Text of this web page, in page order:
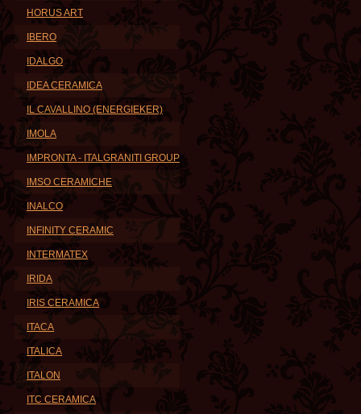
HORUS ART
IBERO
IDALGO
IDEA CERAMICA
IL CAVALLINO (ENERGIEKER)
IMOLA
IMPRONTA - ITALGRANITI GROUP
IMSO CERAMICHE
INALCO
INFINITY CERAMIC
INTERMATEX
IRIDA
IRIS CERAMICA
ITACA
ITALICA
ITALON
ITC CERAMICA